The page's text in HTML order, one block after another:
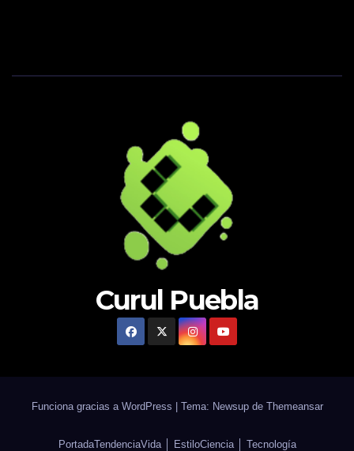
Curul Puebla
Funciona gracias a WordPress | Tema: Newsup de Themeansar
PortadaTendenciaVida │ EstiloCiencia │ Tecnología